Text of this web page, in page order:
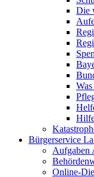
Die
Bürgerservice
Aufgaben
Online-